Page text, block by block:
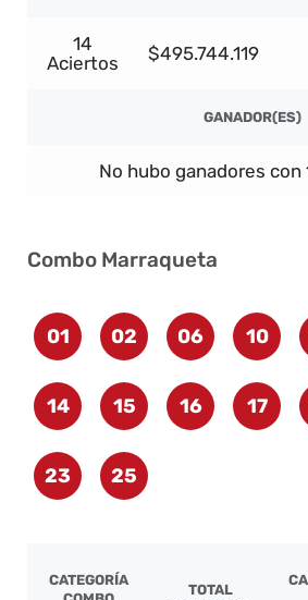
14
Aciertos
$495.744.119
GANADOR(ES)
No hubo ganadores con
Combo Marraqueta
01 02 06 10
14 15 16 17
23 25
CATEGORÍA
TOTAL